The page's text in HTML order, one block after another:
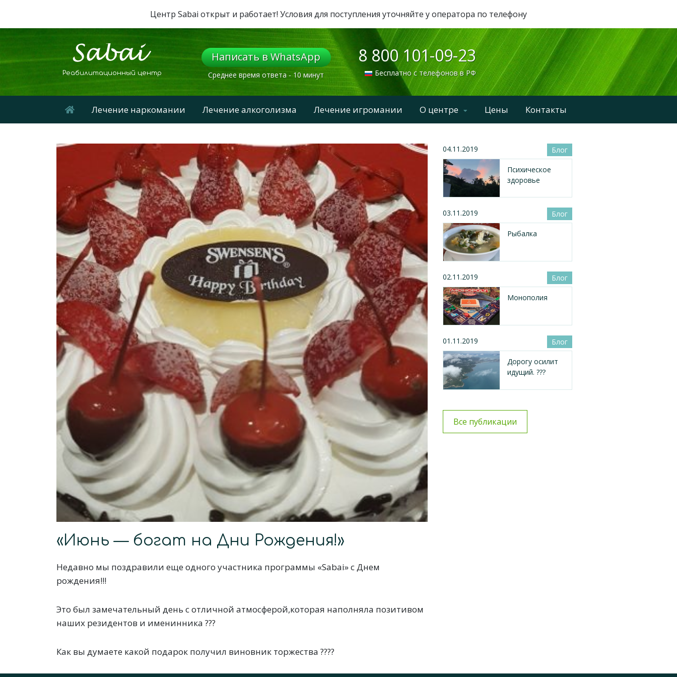
Центр Sabai открыт и работает! Условия для поступления уточняйте у оператора по телефону
Реабилитационный центр
Написать в WhatsApp
Среднее время ответа - 10 минут
8 800 101-09-23
Бесплатно с телефонов в РФ
Лечение наркомании Лечение алкоголизма Лечение игромании О центре Цены Контакты
«Июнь — богат на Дни Рождения!»
Недавно мы поздравили еще одного участника программы «Sabai» с Днем
рождения!!!
Это был замечательный день с отличной атмосферой,которая наполняла позитивом
наших резидентов и именинника ???
Как вы думаете какой подарок получил виновник торжества ????
04.11.2019 Блог
Психическое
здоровье
03.11.2019 Блог
Рыбалка
02.11.2019 Блог
Монополия
01.11.2019 Блог
Дорогу осилит
идущий. ???
Все публикации